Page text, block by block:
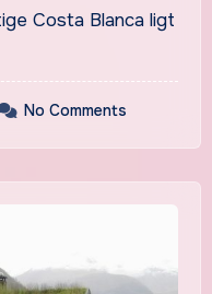
Costa Blanca ligt
No Comments